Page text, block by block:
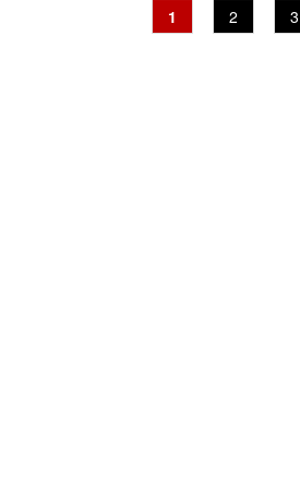
Current
page
1 Page
2 3